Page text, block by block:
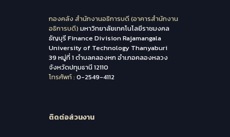
กองคลัง สำนักงานอธิการบดี (อาคารสำนักงาน
อธิการบดี) มหาวิทยาลัยเทคโนโลยีราชมงคล
ธัญบุรี Finance Division Rajamangala
University of Technology Thanyaburi
39 หมู่ที่ 1 ตำบลคลองหก อำเภอคลองหลวง
จังหวัดปทุมธานี 12110
โทรศัพท์ : 0-2549-4112
ติดต่อส่วนงาน